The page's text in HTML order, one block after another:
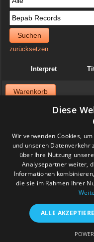
Suchen
zurücksetzen
Interpret
Warenkorb
Jazzvinyl.ch ist am
Schallplattenbörse im
Wir haben auch einiges
viel Dolphy, Art Farmer
Feedback
Diese
Wir verwenden Cookies,
und unseren Datenverkehr
über Ihre Nutzung
Analysepartner weiter,
Informationen
die sie im Rahmen Ihrer
ALLE